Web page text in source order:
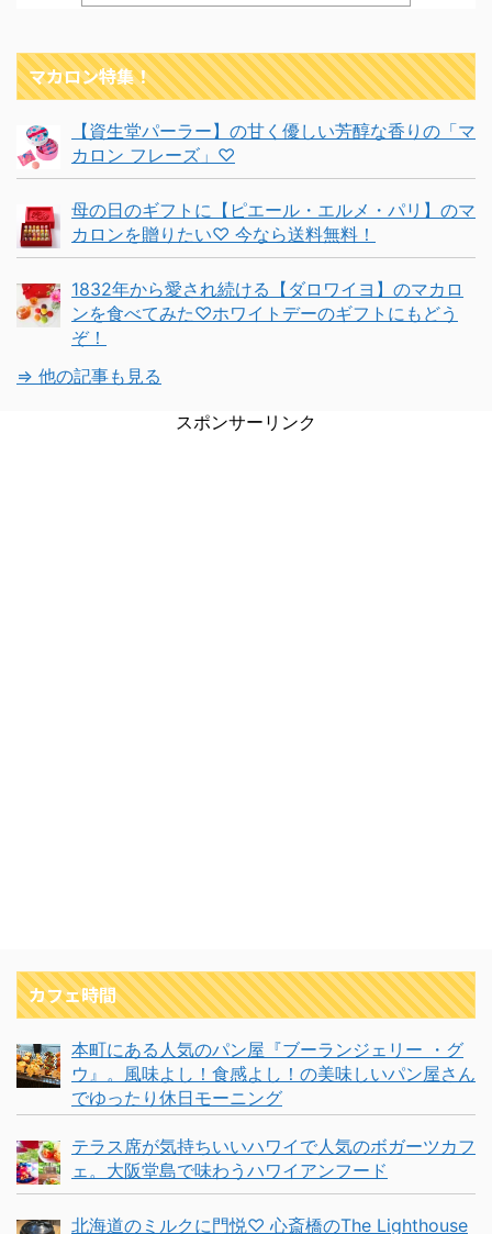
マカロン特集！
【資生堂パーラー】の甘く優しい芳醇な香りの「マ
カロン フレーズ」♡
母の日のギフトに【ピエール・エルメ・パリ】のマ
カロンを贈りたい♡ 今なら送料無料！
1832年から愛され続ける【ダロワイヨ】のマカロ
ンを食べてみた♡ホワイトデーのギフトにもどう
ぞ！
⇒ 他の記事も見る
スポンサーリンク
カフェ時間
本町にある人気のパン屋『ブーランジェリー ・グ
ウ』。風味よし！食感よし！の美味しいパン屋さん
でゆったり休日モーニング
テラス席が気持ちいいハワイで人気のボガーツカフ
ェ。大阪堂島で味わうハワイアンフード
北海道のミルクに門悦♡ 心斎橋のThe Lighthouse